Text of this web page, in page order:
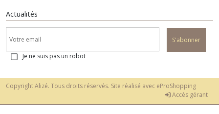
Actualités
S'abonner
Je ne suis pas un robot
Copyright Alizé. Tous droits réservés. Site réalisé avec eProShopping
Accès gérant